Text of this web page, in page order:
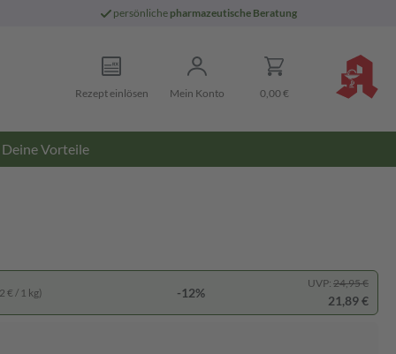
persönliche pharmazeutische Beratung
Rezept einlösen Mein Konto 0,00 €
Deine Vorteile
€ / 1 kg) -12%
UVP: 24,95 €
21,89 €